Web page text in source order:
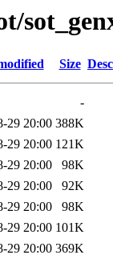
Size
-
29 20:00 388K
29 20:00 121K
29 20:00
98K
29 20:00
92K
29 20:00
98K
29 20:00 101K
29 20:00 369K